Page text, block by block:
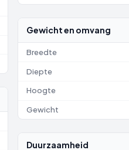
Gewicht en omvang
Breedte
Diepte
Hoogte
Gewicht
Duurzaamheid